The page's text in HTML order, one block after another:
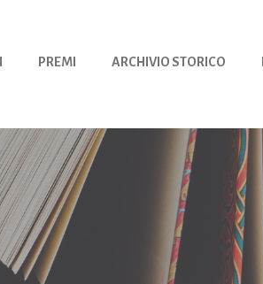
PREMI ARCHIVIO STORICO